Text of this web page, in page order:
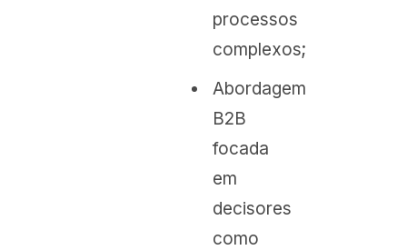
processos
complexos;
Abordagem
B2B
focada
em
decisores
como